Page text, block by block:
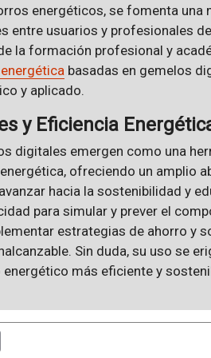
energéticos, se fomenta una
entre usuarios y profesionales
la formación profesional y
basadas en gemelos
y aplicado.
y Eficiencia
digitales emergen como una
ofreciendo un amplio
hacia la sostenibilidad y
para simular y prever el
estrategias de ahorro y
Sin duda, su uso se
más eficiente y
Email